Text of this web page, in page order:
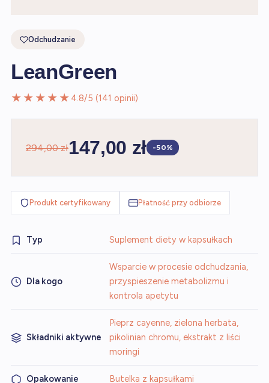
Odchudzanie
LeanGreen
★★★★★ 4.8/5 (141 opinii)
294,00 zł147,00 zł -50%
Produkt certyfikowany Płatność przy odbiorze
Typ Suplement diety w kapsułkach
Dla kogo
Wsparcie w procesie odchudzania,
przyspieszenie metabolizmu i
kontrola apetytu
Składniki aktywne
Pieprz cayenne, zielona herbata,
pikolinian chromu, ekstrakt z liści
moringi
Opakowanie Butelka z kapsułkami